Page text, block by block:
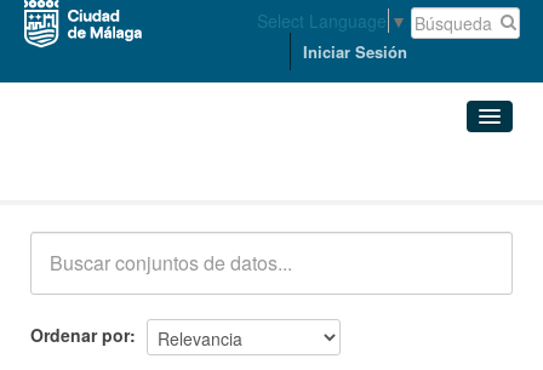
Select Language ▼
Iniciar Sesión
Ordenar por